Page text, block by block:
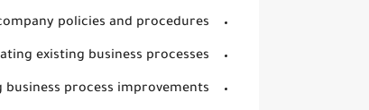
policies and procedures.
existing business processes.
process improvements.